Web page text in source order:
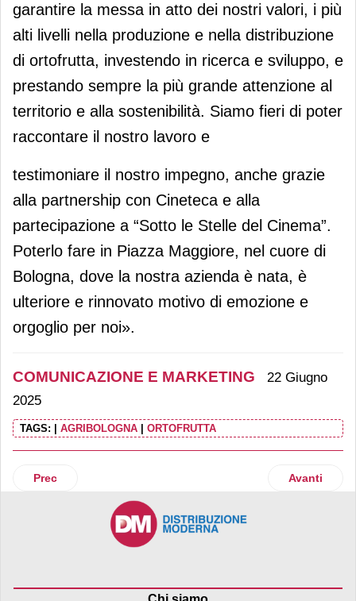
garantire la messa in atto dei nostri valori, i più
alti livelli nella produzione e nella distribuzione
di ortofrutta, investendo in ricerca e sviluppo, e
prestando sempre la più grande attenzione al
territorio e alla sostenibilità. Siamo fieri di poter
raccontare il nostro lavoro e
testimoniare il nostro impegno, anche grazie
alla partnership con Cineteca e alla
partecipazione a “Sotto le Stelle del Cinema”.
Poterlo fare in Piazza Maggiore, nel cuore di
Bologna, dove la nostra azienda è nata, è
ulteriore e rinnovato motivo di emozione e
orgoglio per noi».
COMUNICAZIONE E MARKETING
22 Giugno
2025
TAGS: AGRIBOLOGNA ORTOFRUTTA
Articolo precedente: Pringles anima l'estate con l’Aperi
Prec Articolo
Avanti